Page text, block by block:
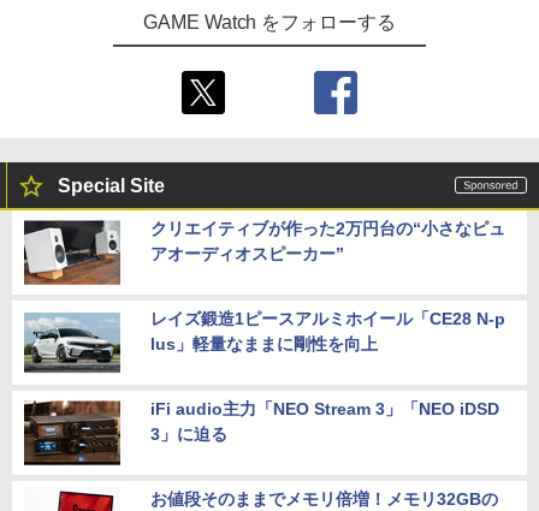
S5版(【早期購入封入特典】冒険スター
トダッシュセット)
￥7,199
1週間【ランクC】
￥8,690
GAME Watch をフォローする
Special Site
クリエイティブが作った2万円台の“小さなピュ
アオーディオスピーカー”
レイズ鍛造1ピースアルミホイール「CE28 N-p
lus」軽量なままに剛性を向上
iFi audio主力「NEO Stream 3」「NEO iDSD
3」に迫る
お値段そのままでメモリ倍増！メモリ32GBの